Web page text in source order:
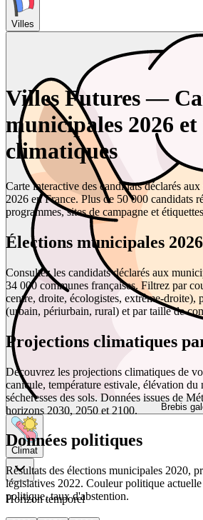
Villes
Brebis
Climat
Horizon temporel
Villes Futures —
municipales 2026
climatiques
Carte interactive des candidats déclarés
2026 en France. Plus de 50 000 candidats
programmes, sites de campagne et
Élections municipales 2026
Consultez les candidats déclarés aux
34 000 communes françaises. Filtrez par
centre, droite, écologistes, extrême-droite),
(urbain, périurbain, rural) et par taille de
Projections climatiques
Découvrez les projections climatiques de
canicule, température estivale, élévation du
sécheresses des sols. Données issues de
horizons 2030, 2050 et 2100.
Données politiques
Résultats des élections municipales 2020,
législatives 2022. Couleur politique
politique, taux d'abstention.